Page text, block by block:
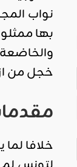
نواب
بها
خجل من
خلافا